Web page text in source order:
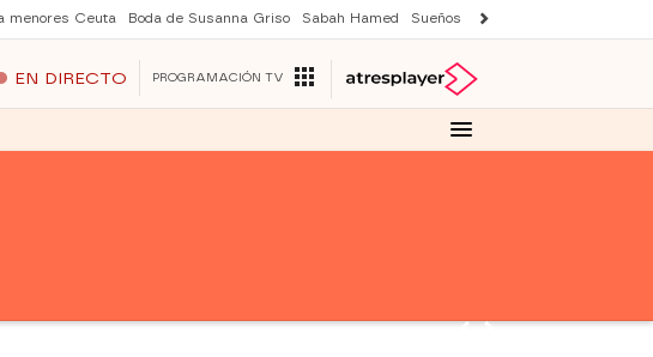
menores Ceuta Boda de Susanna Griso Sabah Hamed Sueños de libertad
EN DIRECTO PROGRAMACIÓN TV